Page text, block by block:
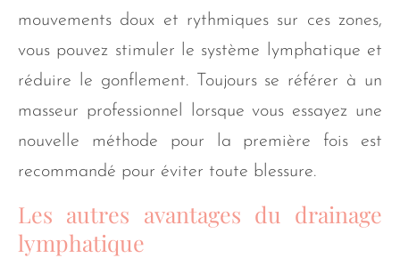
mouvements doux et rythmiques sur ces zones,
vous pouvez stimuler le système lymphatique et
réduire le gonflement. Toujours se référer à un
masseur professionnel lorsque vous essayez une
nouvelle méthode pour la première fois est
recommandé pour éviter toute blessure.
Les autres avantages du drainage
lymphatique